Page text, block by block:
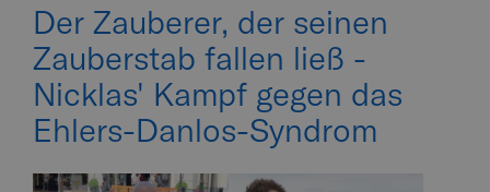
Der Zauberer, der seinen
Zauberstab fallen ließ -
Nicklas' Kampf gegen das
Ehlers-Danlos-Syndrom